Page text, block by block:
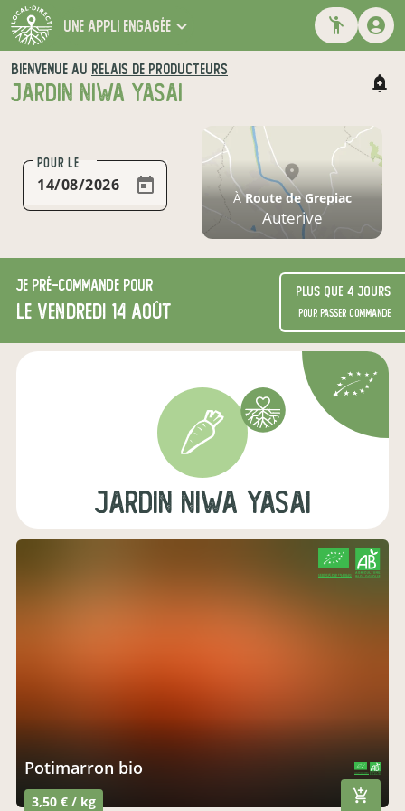
une appli engagée
BIENVENUE AU RELAIS DE PRODUCTEURS
JARDIN NIWA YASAI
POUR LE
ÀRoute de Grepiac
Auterive
Je pré-commande pour
le vendredi 14 août
Plus que 4 jours
pour passer commande
JARDIN NIWA YASAI
Potimarron bio
3,50 € / kg
CERTIFIÉ PAR FR-BIO-01
AGRICULTURE FRANCE